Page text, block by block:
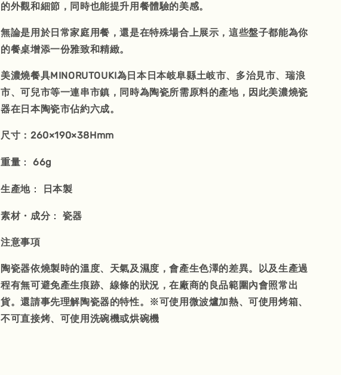
的外觀和細節，同時也能提升用餐體驗的美感。
無論是用於日常家庭用餐，還是在特殊場合上展示，這些盤子都能為你
的餐桌增添一份雅致和精緻。
美濃燒餐具MINORUTOUKI為日本日本岐阜縣土岐市、多治見市、瑞浪
市、可兒市等一連串市鎮，同時為陶瓷所需原料的產地，因此美濃燒瓷
器在日本陶瓷市佔約六成。
尺寸：260×190×38Hmm
重量 ： 66g
生產地 ： 日本製
素材・成分： 瓷器
注意事項
陶瓷器依燒製時的溫度、天氣及濕度，會產生色澤的差異。以及生產過
程有無可避免產生痕跡、線條的狀況，在廠商的良品範圍內會照常出
貨。還請事先理解陶瓷器的特性。※可使用微波爐加熱、可使用烤箱、
不可直接烤、可使用洗碗機或烘碗機